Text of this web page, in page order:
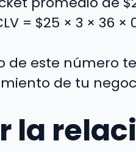
= $25 × 3 × 36 ×
de este número
de tu
la